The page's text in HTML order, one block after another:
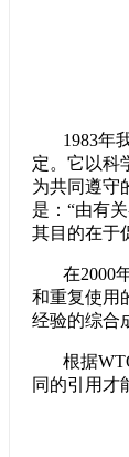
1983年
定。它以科
为共同遵守
是：“由有
其目的在于
在2000
和重复使用
经验的综合
根据
同的引用才